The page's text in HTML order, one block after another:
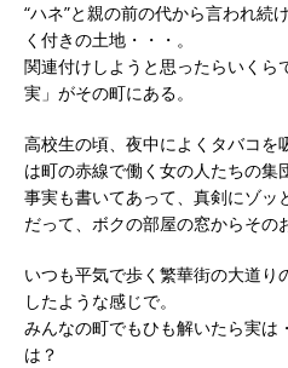
“ハネ”と親の前の代から言われ続
く付きの土地・・・。
関連付けしようと思ったらいくら
実」がその町にある。
高校生の頃、夜中によくタバコを
は町の赤線で働く女の人たちの集
事実も書いてあって、真剣にゾッ
だって、ボクの部屋の窓からその
いつも平気で歩く繁華街の大道
したような感じで。
みんなの町でもひも解いたら実は
は？